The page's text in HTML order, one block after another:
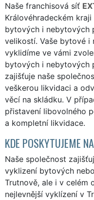
Naše franchisová síť
Královéhradeckém
bytových i nebytových
velikostí. Vaše bytové
vyklidíme ve vámi
bytových i nebytových
zajišťuje naše
veškerou likvidaci a
věcí na skládku. V
přistavení libovolného
a kompletní likvidace.
KDE POSKYTUJEME
Naše společnost
vyklizení bytových
Trutnově, ale i v celém
nejlevnější vyklízení v